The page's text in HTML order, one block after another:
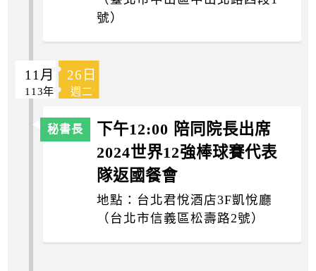
號）
11月 26日
113年 週二
下午12:00 陪同院長出席
2024世界12強棒球賽代表
隊返國餐會
地點：台北君悅酒店3F凱悅廳
（台北市信義區松壽路2號）